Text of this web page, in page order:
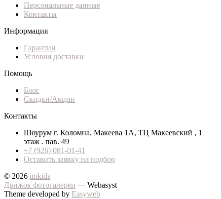
Персональные данные
Контакты
Информация
Гарантии
Условия доставки
Помощь
Блог
Скидки/Акции
Контакты
Шоурум г. Коломна, Макеева 1А, ТЦ Макеевский , 1
этаж . пав. 49
+7 (926) 081-01-41
Оставить заявку на подбор
© 2026 imkids
Движок фотогалереи — Webasyst
Theme developed by Easyweb